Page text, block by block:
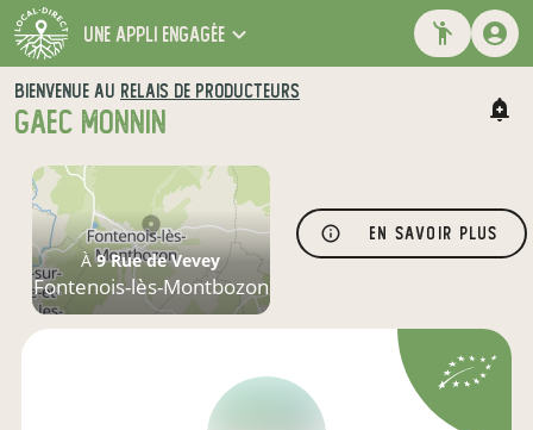
une appli engagée
BIENVENUE AU RELAIS DE PRODUCTEURS
GAEC MONNIN
En savoir plus
À9 Rue de Vevey
Fontenois-lès-Montbozon